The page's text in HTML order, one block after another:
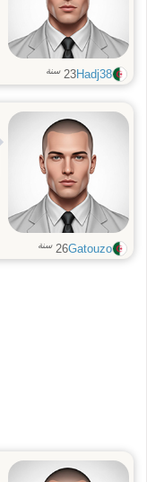
Hadj38
23 سنة
Gatouzo
26 سنة